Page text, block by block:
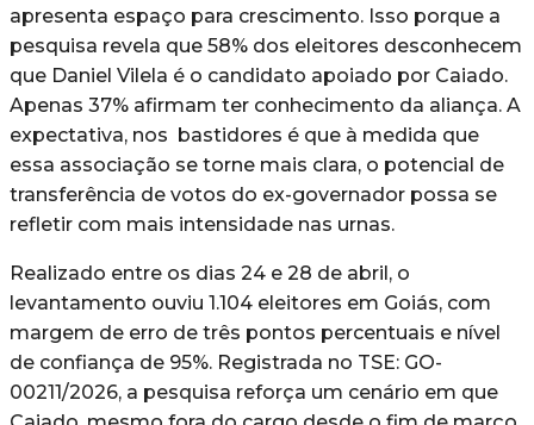
apresenta espaço para crescimento. Isso porque a
pesquisa revela que 58% dos eleitores desconhecem
que Daniel Vilela é o candidato apoiado por Caiado.
Apenas 37% afirmam ter conhecimento da aliança. A
expectativa, nos bastidores é que à medida que
essa associação se torne mais clara, o potencial de
transferência de votos do ex-governador possa se
refletir com mais intensidade nas urnas.
Realizado entre os dias 24 e 28 de abril, o
levantamento ouviu 1.104 eleitores em Goiás, com
margem de erro de três pontos percentuais e nível
de confiança de 95%. Registrada no TSE: GO-
00211/2026, a pesquisa reforça um cenário em que